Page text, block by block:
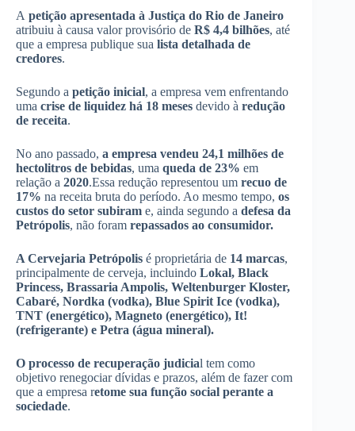
A petição apresentada à Justiça do Rio de Janeiro
atribuiu à causa valor provisório de R$ 4,4 bilhões, até
que a empresa publique sua lista detalhada de
credores.
Segundo a petição inicial, a empresa vem enfrentando
uma crise de liquidez há 18 meses devido à redução
de receita.
No ano passado, a empresa vendeu 24,1 milhões de
hectolitros de bebidas, uma queda de 23% em
relação a 2020.Essa redução representou um recuo de
17% na receita bruta do período. Ao mesmo tempo, os
custos do setor subiram e, ainda segundo a defesa da
Petrópolis, não foram repassados ao consumidor.
A Cervejaria Petrópolis é proprietária de 14 marcas,
principalmente de cerveja, incluindo Lokal, Black
Princess, Brassaria Ampolis, Weltenburger Kloster,
Cabaré, Nordka (vodka), Blue Spirit Ice (vodka),
TNT (energético), Magneto (energético), It!
(refrigerante) e Petra (água mineral).
O processo de recuperação judicial tem como
objetivo renegociar dívidas e prazos, além de fazer com
que a empresa retome sua função social perante a
sociedade.